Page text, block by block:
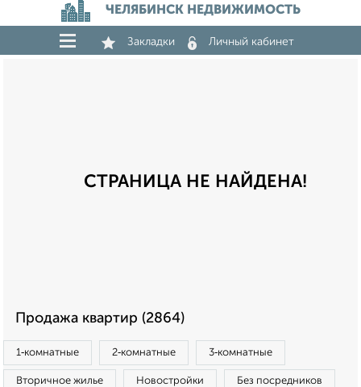
ЧЕЛЯБИНСК НЕДВИЖИМОСТЬ
Закладки Личный кабинет
СТРАНИЦА НЕ НАЙДЕНА!
Продажа квартир (2864)
1‑комнатные 2‑комнатные 3‑комнатные
Вторичное жилье Новостройки Без посредников